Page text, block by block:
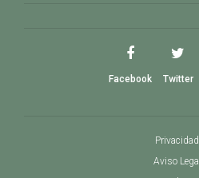
Facebook Twitter
Privacidad
Aviso Legal